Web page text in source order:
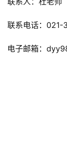
联系电话：
电子邮箱：